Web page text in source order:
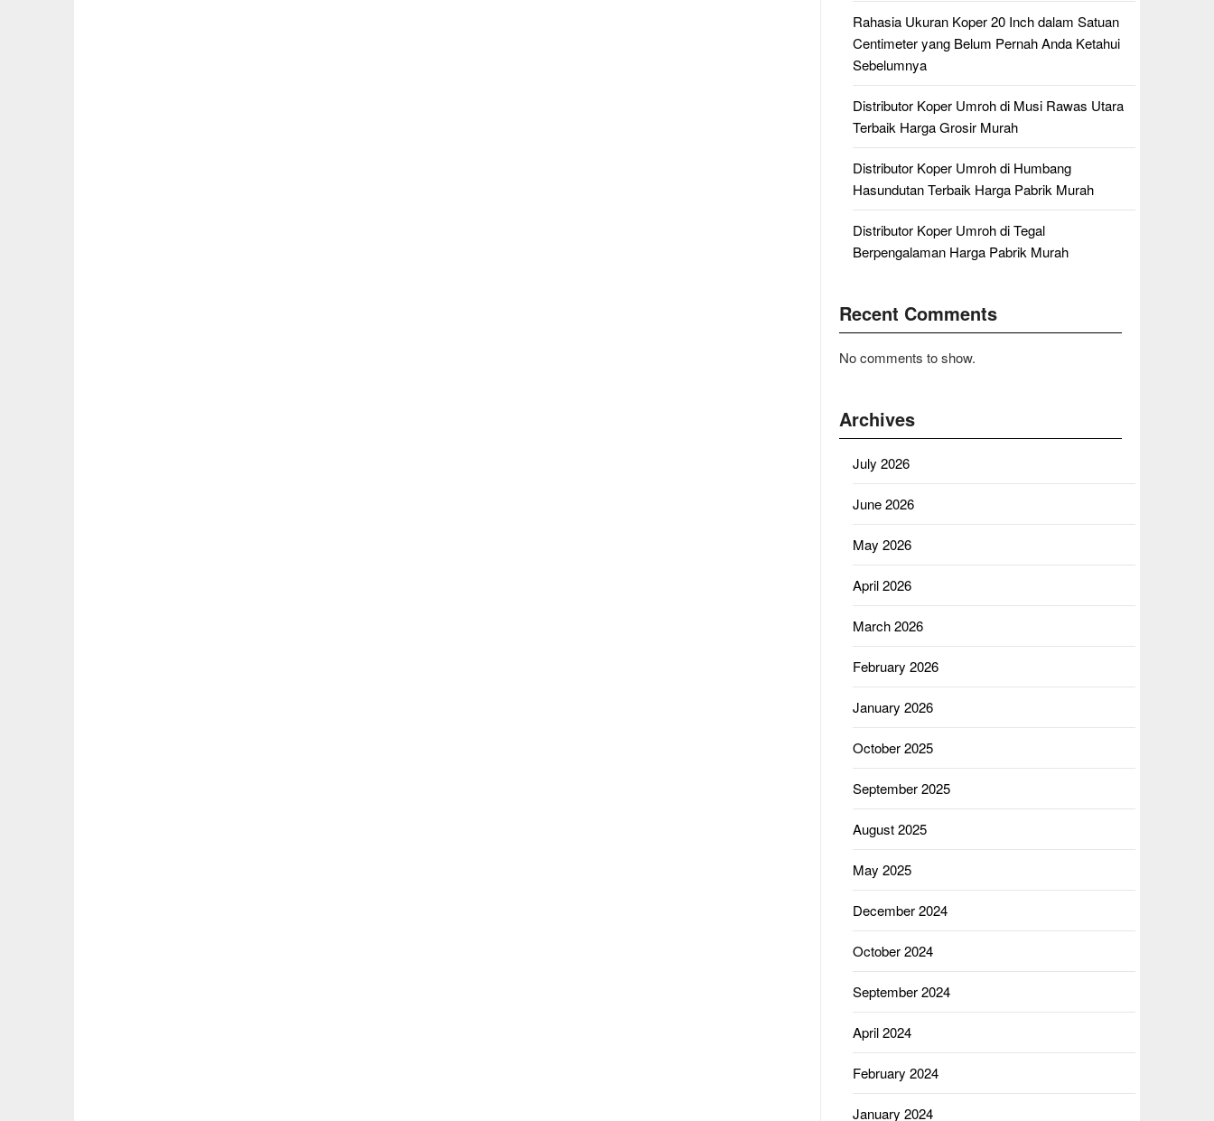
Rahasia Ukuran Koper 20 Inch dalam Satuan
Centimeter yang Belum Pernah Anda Ketahui
Sebelumnya
Distributor Koper Umroh di Musi Rawas Utara
Terbaik Harga Grosir Murah
Distributor Koper Umroh di Humbang
Hasundutan Terbaik Harga Pabrik Murah
Distributor Koper Umroh di Tegal
Berpengalaman Harga Pabrik Murah
Recent Comments
No comments to show.
Archives
July 2026
June 2026
May 2026
April 2026
March 2026
February 2026
January 2026
October 2025
September 2025
August 2025
May 2025
December 2024
October 2024
September 2024
April 2024
February 2024
January 2024